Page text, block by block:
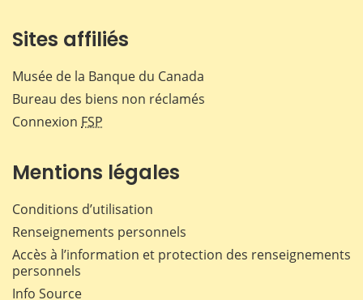
Sites affiliés
Musée de la Banque du Canada
Bureau des biens non réclamés
Connexion FSP
Mentions légales
Conditions d’utilisation
Renseignements personnels
Accès à l’information et protection des renseignements
personnels
Info Source